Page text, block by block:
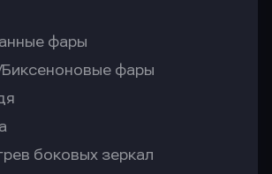
фары
фары
боковых зеркал